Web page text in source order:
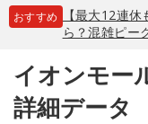
おすすめ
【最大12連
ら？混雑ピー
イオンモー
詳細データ